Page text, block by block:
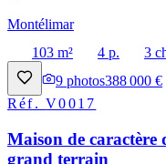
Montélimar
103 m²
4 p. 3
9 photos388 000 €
Réf.V0017
Maison de caractère
grand terrain